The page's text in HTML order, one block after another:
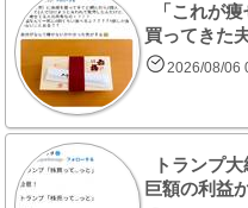
「これが
買ってきた
2026/08/06
トランプ
巨額の利益